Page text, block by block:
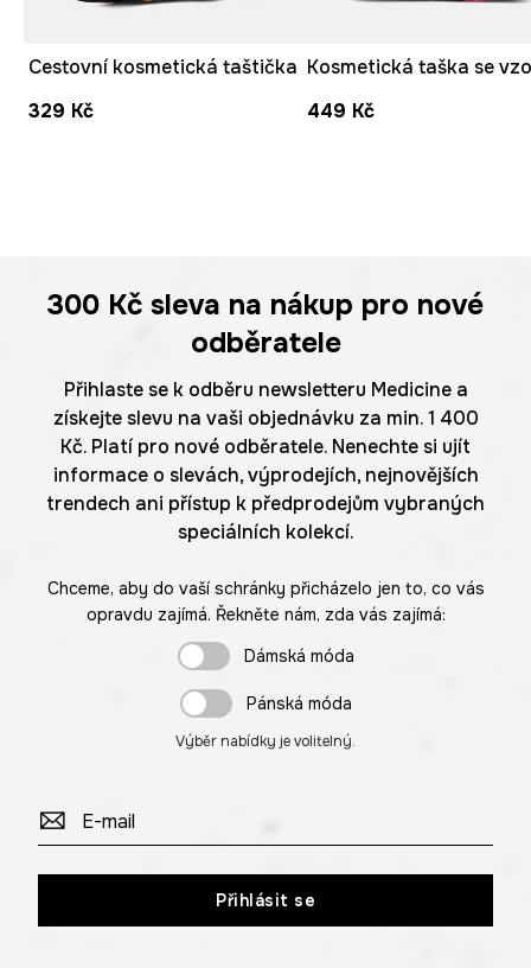
Cestovní kosmetická taštička
329 Kč
Kosmetická taška se
449 Kč
300 Kč sleva na nákup pro nové
odběratele
Přihlaste se k odběru newsletteru Medicine a
získejte slevu na vaši objednávku za min. 1 400
Kč. Platí pro nové odběratele. Nenechte si ujít
informace o slevách, výprodejích, nejnovějších
trendech ani přístup k předprodejům vybraných
speciálních kolekcí.
Chceme, aby do vaší schránky přicházelo jen to, co vás
opravdu zajímá. Řekněte nám, zda vás zajímá:
Dámská móda
Pánská móda
Výběr nabídky je volitelný.
Přihlásit se